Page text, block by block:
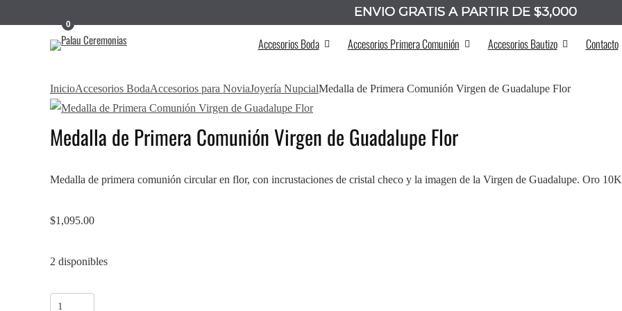
ENVÍO GRATIS A PARTIR DE $3,000
Accesorios Boda Accesorios Primera Comunión Accesorios Bautizo Contacto
0
InicioAccesorios BodaAccesorios para NoviaJoyería NupcialMedalla de Primera Comunión Virgen de Guadalupe Flor
Medalla de Primera Comunión Virgen de Guadalupe Flor
Medalla de primera comunión circular en flor, con incrustaciones de cristal checo y la imagen de la Virgen de Guadalupe. Oro 10K
$1,095.00
2 disponibles
Medalla